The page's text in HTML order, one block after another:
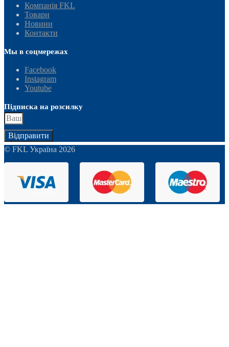
Компанія FKL
Товари
Новини
Контакти
Мы в соцмережах
Facebook
Instagram
Youtube
Підписка на розсилку
Відправити
© FKL Україна 2026